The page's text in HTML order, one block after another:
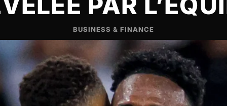
BUSINESS & FINANCE